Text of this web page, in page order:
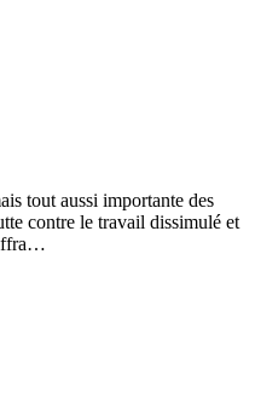
tout aussi importante des
contre le travail dissimulé et
…